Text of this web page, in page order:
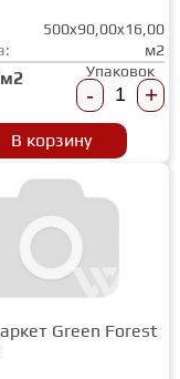
500x90,00x16,00
м2
Упаковок
- +
В корзину
Green Forest